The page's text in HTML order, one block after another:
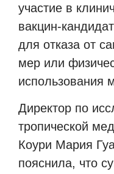
участие в
вакцин-
для отказа от
мер или
использования
Директор по
тропической
Коури Мария
пояснила, что